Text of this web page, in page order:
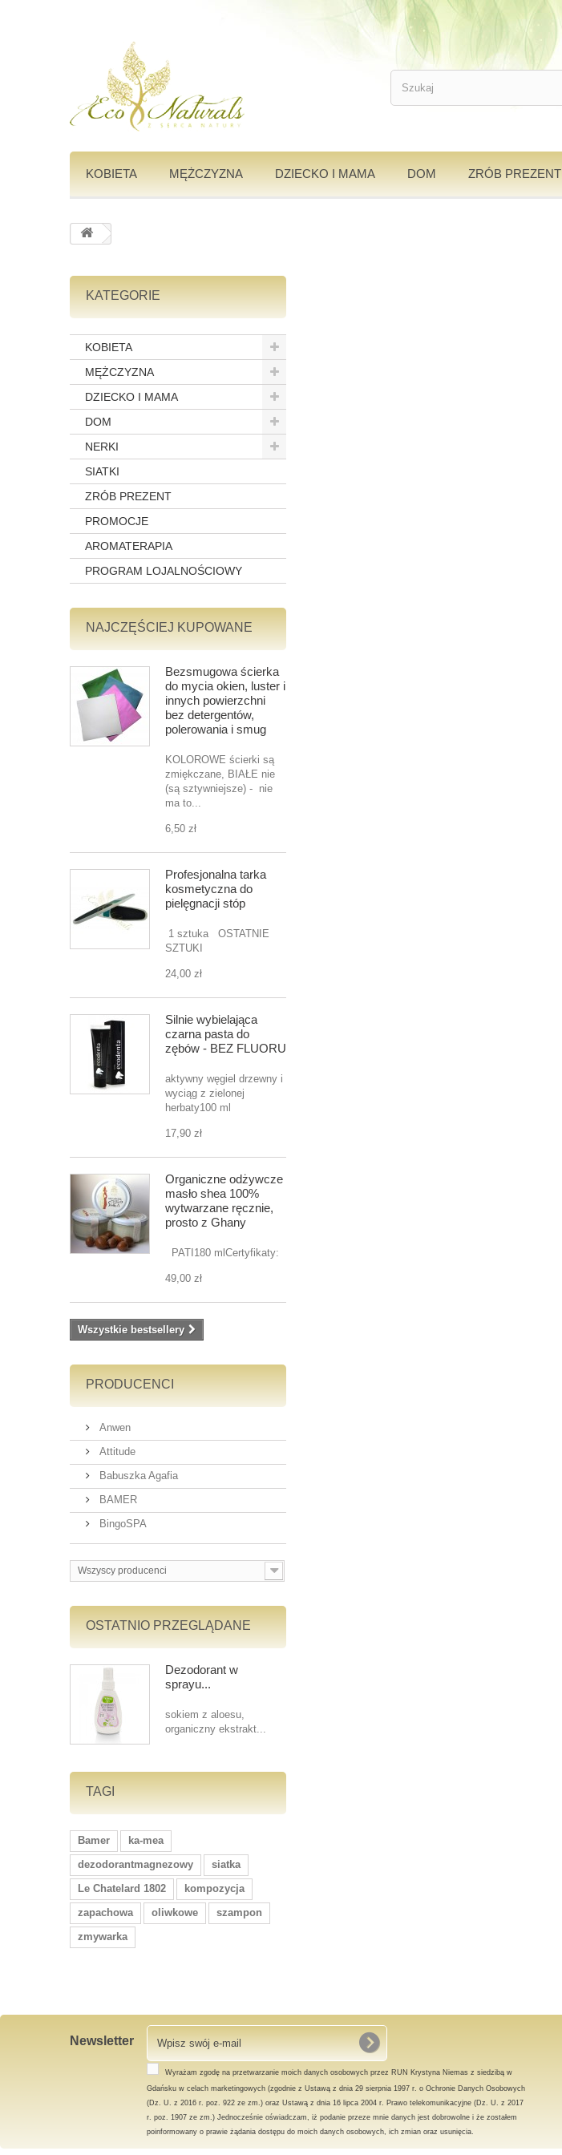
KOBIETA MĘŻCZYZNA DZIECKO I MAMA DOM ZRÓB PREZENT
KATEGORIE
KOBIETA
MĘŻCZYZNA
DZIECKO I MAMA
DOM
NERKI
SIATKI
ZRÓB PREZENT
PROMOCJE
AROMATERAPIA
PROGRAM LOJALNOŚCIOWY
NAJCZĘŚCIEJ KUPOWANE
Bezsmugowa ścierka
do mycia okien, luster i
innych powierzchni
bez detergentów,
polerowania i smug
KOLOROWE ścierki są
zmiękczane, BIAŁE nie
(są sztywniejsze) - nie
ma to...
6,50 zł
Profesjonalna tarka
kosmetyczna do
pielęgnacji stóp
1 sztuka OSTATNIE
SZTUKI
24,00 zł
Silnie wybielająca
czarna pasta do
zębów - BEZ FLUORU
aktywny węgiel drzewny i
wyciąg z zielonej
herbaty100 ml
17,90 zł
Organiczne odżywcze
masło shea 100%
wytwarzane ręcznie,
prosto z Ghany
PATI180 mlCertyfikaty:
49,00 zł
Wszystkie bestsellery
PRODUCENCI
Anwen
Attitude
Babuszka Agafia
BAMER
BingoSPA
Wszyscy producenci
OSTATNIO PRZEGLĄDANE
Dezodorant w
sprayu...
sokiem z aloesu,
organiczny ekstrakt...
TAGI
Bamer
ka-mea
dezodorantmagnezowy
siatka
Le Chatelard 1802
kompozycja
zapachowa
oliwkowe
szampon
zmywarka
Newsletter
Wyrażam zgodę na przetwarzanie moich danych osobowych przez RUN Krystyna Niemas z siedzibą w
Gdańsku w celach marketingowych (zgodnie z Ustawą z dnia 29 sierpnia 1997 r. o Ochronie Danych Osobowych
(Dz. U. z 2016 r. poz. 922 ze zm.) oraz Ustawą z dnia 16 lipca 2004 r. Prawo telekomunikacyjne (Dz. U. z 2017
r. poz. 1907 ze zm.) Jednocześnie oświadczam, iż podanie przeze mnie danych jest dobrowolne i że zostałem
poinformowany o prawie żądania dostępu do moich danych osobowych, ich zmian oraz usunięcia.